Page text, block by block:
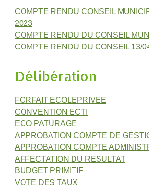
COMPTE RENDU CONSEIL
2023
COMPTE RENDU DU CONSEIL
COMPTE RENDU DU CONSEIL 13/
Délibération
FORFAIT ECOLEPRIVEE
CONVENTION ECTI
ECO PATURAGE
APPROBATION COMPTE DE
APPROBATION COMPTE
AFFECTATION DU RESULTAT
BUDGET PRIMITIF
VOTE DES TAUX